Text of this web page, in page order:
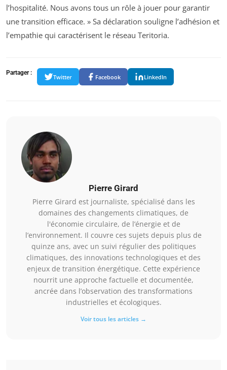
l’hospitalité. Nous avons tous un rôle à jouer pour garantir
une transition efficace. » Sa déclaration souligne l’adhésion et
l’empathie qui caractérisent le réseau Teritoria.
Partager :
Twitter Facebook LinkedIn
Pierre Girard
Pierre Girard est journaliste, spécialisé dans les
domaines des changements climatiques, de
l'économie circulaire, de l’énergie et de
l’environnement. Il couvre ces sujets depuis plus de
quinze ans, avec un suivi régulier des politiques
climatiques, des innovations technologiques et des
enjeux de transition énergétique. Cette expérience
nourrit une approche factuelle et documentée,
ancrée dans l’observation des transformations
industrielles et écologiques.
Voir tous les articles →